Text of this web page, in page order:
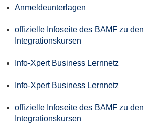
Anmeldeunterlagen
offizielle Infoseite des BAMF zu den
Integrationskursen
Info-Xpert Business Lernnetz
Info-Xpert Business Lernnetz
offizielle Infoseite des BAMF zu den
Integrationskursen